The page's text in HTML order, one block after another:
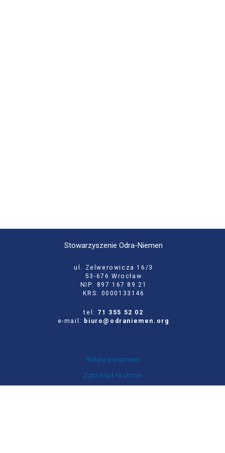
Stowarzyszenie Odra-Niemen
ul. Zelwerowicza 16/3
53-676 Wrocław
NIP: 897 167 89 21
KRS: 0000133146
tel: 71 355 52 02
e-mail:
biuro@odraniemen.org
Polityka prywatności
Zgłoś błąd na stronie